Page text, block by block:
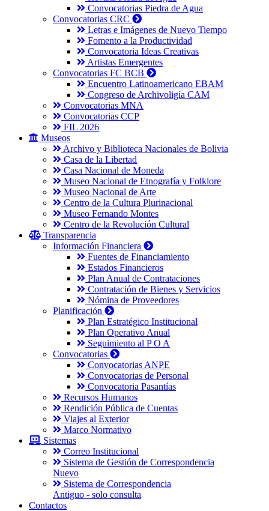
Convocatorias Piedra de Agua
Convocatorias CRC
Letras e Imágenes de Nuevo Tiempo
Fomento a la Productividad
Convocatoria Ideas Creativas
Artistas Emergentes
Convocatorias FC BCB
Encuentro Latinoamericano EBAM
Congreso de Archivoligía CAM
Convocatorias MNA
Convocatorias CCP
FIL 2026
Museos
Archivo y Biblioteca Nacionales de Bolivia
Casa de la Libertad
Casa Nacional de Moneda
Museo Nacional de Etnografía y Folklore
Museo Nacional de Arte
Centro de la Cultura Plurinacional
Museo Fernando Montes
Centro de la Revolución Cultural
Transparencia
Información Financiera
Fuentes de Financiamiento
Estados Financieros
Plan Anual de Contrataciones
Contratación de Bienes y Servicios
Nómina de Proveedores
Planificación
Plan Estratégico Institucional
Plan Operativo Anual
Seguimiento al P O A
Convocatorias
Convocatorias ANPE
Convocatorias de Personal
Convocatoria Pasantías
Recursos Humanos
Rendición Pública de Cuentas
Viajes al Exterior
Marco Normativo
Sistemas
Correo Institucional
Sistema de Gestión de Correspondencia
Nuevo
Sistema de Correspondencia
Antiguo - solo consulta
Contactos